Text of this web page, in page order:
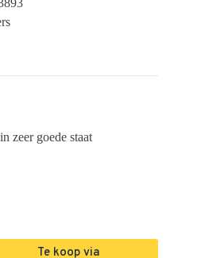
zeer goede staat
Te koop via